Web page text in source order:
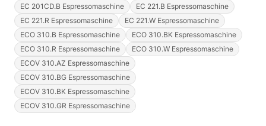
EC 201CD.B Espressomaschine
EC 221.B Espressomaschine
EC 221.R Espressomaschine
EC 221.W Espressomaschine
ECO 310.B Espressomaschine
ECO 310.BK Espressomaschine
ECO 310.R Espressomaschine
ECO 310.W Espressomaschine
ECOV 310.AZ Espressomaschine
ECOV 310.BG Espressomaschine
ECOV 310.BK Espressomaschine
ECOV 310.GR Espressomaschine